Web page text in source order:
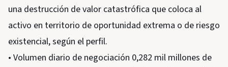
una destrucción de valor catastrófica que coloca al
activo en territorio de oportunidad extrema o de riesgo
existencial, según el perfil.
• Volumen diario de negociación 0,282 mil millones de